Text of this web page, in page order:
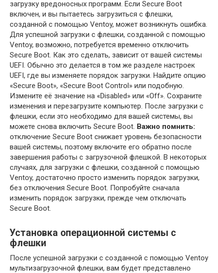
загрузку вредоносных программ. Если Secure Boot
включен, и вы пытаетесь загрузиться с флешки,
созданной с помощью Ventoy, может возникнуть ошибка.
Для успешной загрузки с флешки, созданной с помощью
Ventoy, возможно, потребуется временно отключить
Secure Boot. Как это сделать, зависит от вашей системы
UEFI. Обычно это делается в том же разделе настроек
UEFI, где вы изменяете порядок загрузки. Найдите опцию
«Secure Boot», «Secure Boot Control» или подобную.
Измените её значение на «Disabled» или «Off». Сохраните
изменения и перезагрузите компьютер. После загрузки с
флешки, если это необходимо для вашей системы, вы
можете снова включить Secure Boot. Важно помнить:
отключение Secure Boot снижает уровень безопасности
вашей системы, поэтому включите его обратно после
завершения работы с загрузочной флешкой. В некоторых
случаях, для загрузки с флешки, созданной с помощью
Ventoy, достаточно просто изменить порядок загрузки,
без отключения Secure Boot. Попробуйте сначала
изменить порядок загрузки, прежде чем отключать
Secure Boot.
Установка операционной системы с
флешки
После успешной загрузки с созданной с помощью Ventoy
мультизагрузочной флешки, вам будет представлено